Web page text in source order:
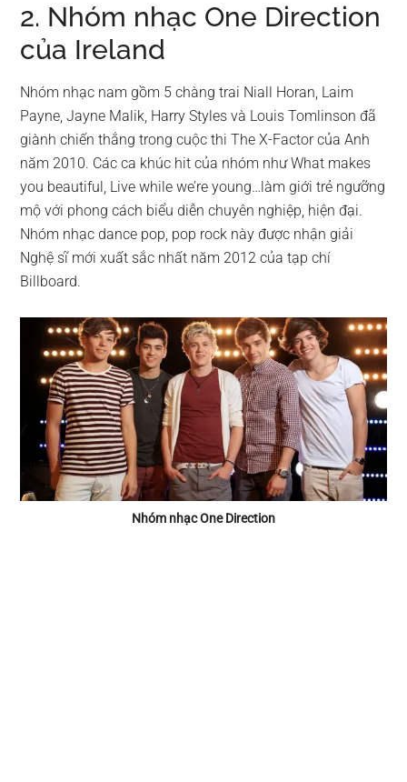
2. Nhóm nhạc One Direction
của Ireland
Nhóm nhạc nam gồm 5 chàng trai Niall Horan, Laim
Payne, Jayne Malik, Harry Styles và Louis Tomlinson đã
giành chiến thắng trong cuộc thi The X-Factor của Anh
năm 2010. Các ca khúc hit của nhóm như What makes
you beautiful, Live while we’re young…làm giới trẻ ngưỡng
mộ với phong cách biểu diễn chuyên nghiệp, hiện đại.
Nhóm nhạc dance pop, pop rock này được nhận giải
Nghệ sĩ mới xuất sắc nhất năm 2012 của tạp chí
Billboard.
Nhóm nhạc One Direction